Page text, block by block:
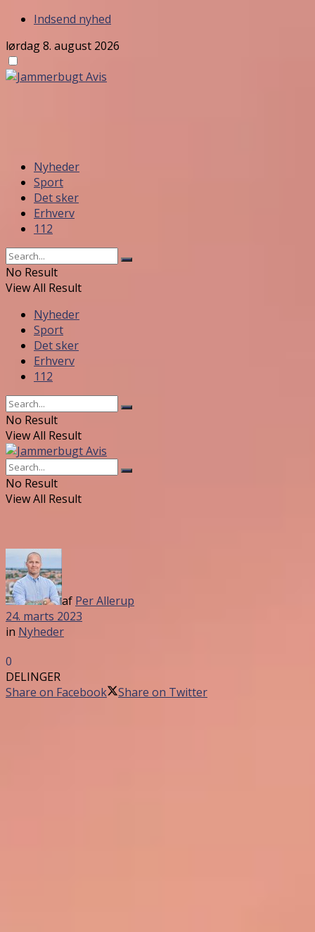
Indsend nyhed
lørdag 8. august 2026
Nyheder
Sport
Det sker
Erhverv
112
No Result
View All Result
Nyheder
Sport
Det sker
Erhverv
112
No Result
View All Result
No Result
View All Result
af Per Allerup
24. marts 2023
in Nyheder
0
DELINGER
Share on Facebook
Share on Twitter